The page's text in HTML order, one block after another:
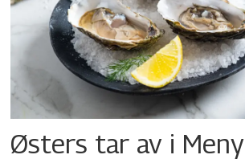
Østers tar av i Meny